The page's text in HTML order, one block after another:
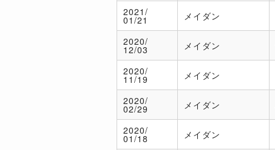
2021/
01/21 メイダン
2020/
12/03 メイダン
2020/
11/19 メイダン
2020/
02/29 メイダン
2020/
01/18 メイダン